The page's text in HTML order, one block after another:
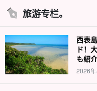
旅游专栏。
西表
ド！
も紹介
2026